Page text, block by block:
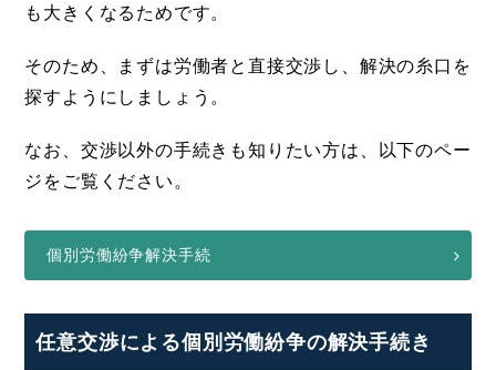
も大きくなるためです。
そのため、まずは労働者と直接交渉し、解決の糸口を
探すようにしましょう。
なお、交渉以外の手続きも知りたい方は、以下のペー
ジをご覧ください。
個別労働紛争解決手続
任意交渉による個別労働紛争の解決手続き